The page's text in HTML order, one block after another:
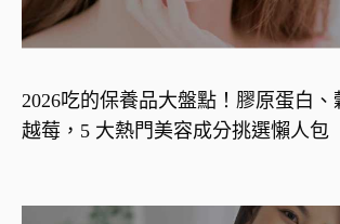
2026吃的保養品大盤點！膠原蛋白
越莓，5 大熱門美容成分挑選懶人包